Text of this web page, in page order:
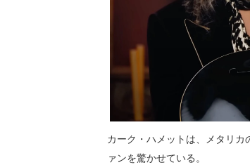
カーク・ハメットは、メタリ
ァンを驚かせている。